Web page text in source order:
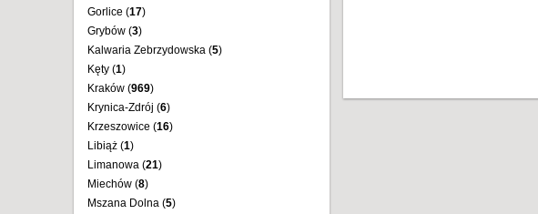
Gorlice (17)
Grybów (3)
Kalwaria Zebrzydowska (5)
Kęty (1)
Kraków (969)
Krynica-Zdrój (6)
Krzeszowice (16)
Libiąż (1)
Limanowa (21)
Miechów (8)
Mszana Dolna (5)